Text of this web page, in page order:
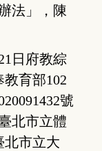
法」，陳
日府教綜
教育部102
號
北市立體
北市立大